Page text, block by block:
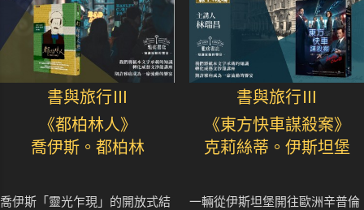
書與旅行Ⅲ
《都柏林人》
喬伊斯。都柏林
喬伊斯「靈光乍現」的開放式結
書與旅行Ⅲ
《東方快車謀殺案》
克莉絲蒂。伊斯坦堡
一輛從伊斯坦堡開往歐洲辛普倫